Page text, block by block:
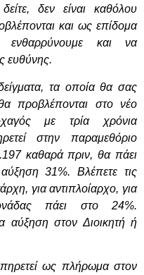
δεν είναι καθόλου
και ως επίδομα
ενθαρρύνουμε και να
ευθύνης.
τα οποία θα σας
προβλέπονται στο νέο
με τρία χρόνια
στην παραμεθόριο
καθαρά πριν, θα πάει
31%. Βλέπετε τις
για αντιπλοίαρχο, για
πάει στο 24%.
αύξηση στον Διοικητή ή
ως πλήρωμα στον